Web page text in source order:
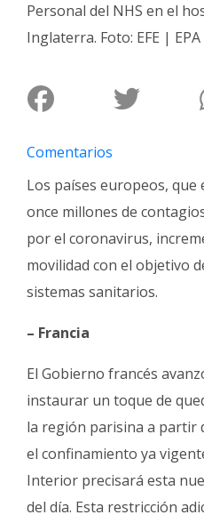
Deportes
Arte
Espectáculos
Policiales
Cartelera
Fotos
Familia
Fúnebres
Personal del NHS en el
Inglaterra. Foto: EFE |
Comentarios
Los países europeos,
once millones de
por el coronavirus,
movilidad con el objetivo
sistemas sanitarios.
– Francia
El Gobierno francés
instaurar un toque de
la región parisina a partir
el confinamiento ya
Interior precisará esta
del día. Esta restricción